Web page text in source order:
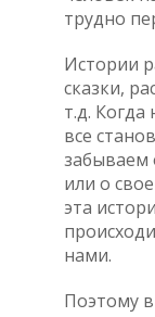
трудно
Истории
сказки,
т.д.
все
забываем
или о
эта
нами.
Поэтому